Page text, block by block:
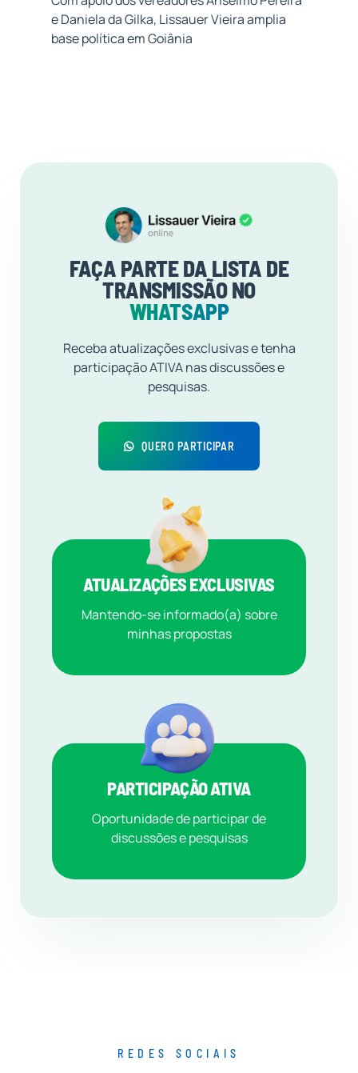
e Daniela da Gilka, Lissauer Vieira amplia
base política em Goiânia
FAÇA PARTE DA LISTA DE
TRANSMISSÃO NO
WHATSAPP
Receba atualizações exclusivas e tenha
participação ATIVA nas discussões e
pesquisas.
QUERO PARTICIPAR
ATUALIZAÇÕES EXCLUSIVAS
Mantendo-se informado(a) sobre
minhas propostas
PARTICIPAÇÃO ATIVA
Oportunidade de participar de
discussões e pesquisas
REDES SOCIAIS